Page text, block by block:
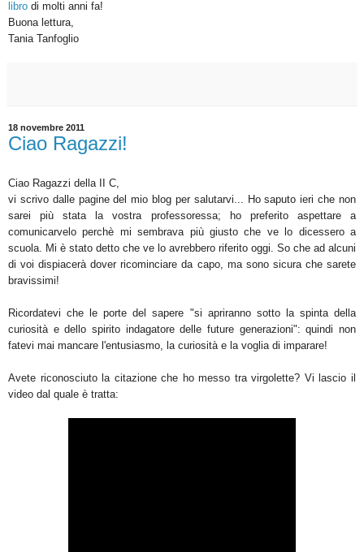
libro di molti anni fa!
Buona lettura,
Tania Tanfoglio
18 novembre 2011
Ciao Ragazzi!
Ciao Ragazzi della II C,
vi scrivo dalle pagine del mio blog per salutarvi... Ho saputo ieri che non
sarei più stata la vostra professoressa; ho preferito aspettare a
comunicarvelo perchè mi sembrava più giusto che ve lo dicessero a
scuola. Mi è stato detto che ve lo avrebbero riferito oggi. So che ad alcuni
di voi dispiacerà dover ricominciare da capo, ma sono sicura che sarete
bravissimi!
Ricordatevi che le porte del sapere "si apriranno sotto la spinta della
curiosità e dello spirito indagatore delle future generazioni": quindi non
fatevi mai mancare l'entusiasmo, la curiosità e la voglia di imparare!
Avete riconosciuto la citazione che ho messo tra virgolette? Vi lascio il
video dal quale è tratta: